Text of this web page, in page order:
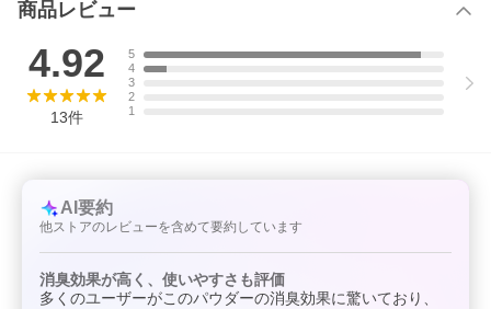
商品名
レギュラー安心なQRコード付き無香料オリジナル足用消臭剤
(Gran's Remedy)
カテゴリ
ボディケア フットケア
商品レビュー
4.92
13件
5
4
3
2
1
AI要約
他ストアのレビューを含めて要約しています
消臭効果が高く、使いやすさも評価
多くのユーザーがこのパウダーの消臭効果に驚いており、